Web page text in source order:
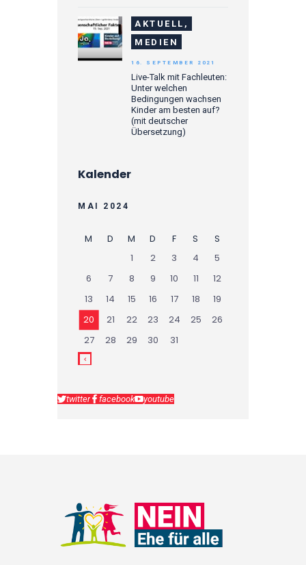
AKTUELL,
MEDIEN
Live-Talk mit Fachleuten:
Unter welchen
Bedingungen wachsen
Kinder am besten auf?
(mit deutscher
Übersetzung)
16. SEPTEMBER 2021
Kalender
MAI 2024
M D M D F S
S
1
2 3 4
5
6
7 8 9 10 11
12
13
14 15 16 17 18
19
20
21 22 23 24 25
26
27
28 29 30 31
twitter facebook youtube